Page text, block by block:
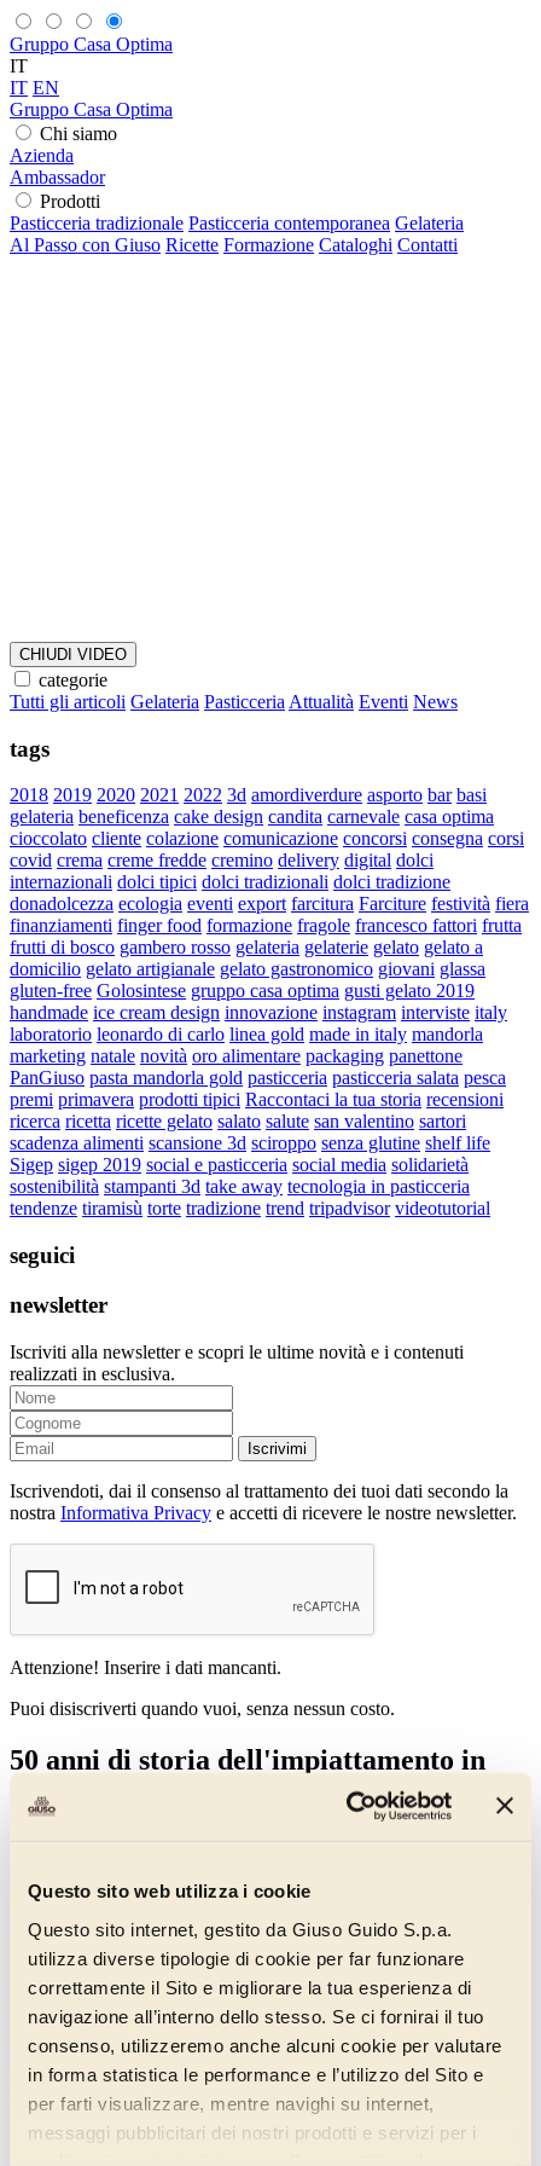
Questo sito web utilizza i cookie
Questo sito internet, gestito da Giuso Guido S.p.a.
utilizza diverse tipologie di cookie per far funzionare
correttamente il Sito e migliorare la tua esperienza di
navigazione all’interno dello stesso. Se ci fornirai il tuo
consenso, utilizzeremo anche alcuni cookie per valutare
in forma statistica le performance e l’utilizzo del Sito e
per farti visualizzare, mentre navighi su internet,
messaggi pubblicitari dei nostri prodotti e servizi per i
Gruppo Casa Optima
IT
IT EN
Gruppo Casa Optima
Chi siamo
Azienda
Ambassador
Prodotti
Pasticceria tradizionale Pasticceria contemporanea Gelateria
Al Passo con Giuso Ricette Formazione Cataloghi Contatti
CHIUDI VIDEO
categorie
Tutti gli articoli Gelateria Pasticceria Attualità Eventi News
tags
2018 2019 2020 2021 2022 3d amordiverdure asporto bar basi
gelateria beneficenza cake design candita carnevale casa optima
cioccolato cliente colazione comunicazione concorsi consegna corsi
covid crema creme fredde cremino delivery digital dolci
internazionali dolci tipici dolci tradizionali dolci tradizione
donadolcezza ecologia eventi export farcitura Farciture festività fiera
finanziamenti finger food formazione fragole francesco fattori frutta
frutti di bosco gambero rosso gelateria gelaterie gelato gelato a
domicilio gelato artigianale gelato gastronomico giovani glassa
gluten-free Golosintese gruppo casa optima gusti gelato 2019
handmade ice cream design innovazione instagram interviste italy
laboratorio leonardo di carlo linea gold made in italy mandorla
marketing natale novità oro alimentare packaging panettone
PanGiuso pasta mandorla gold pasticceria pasticceria salata pesca
premi primavera prodotti tipici Raccontaci la tua storia recensioni
ricerca ricetta ricette gelato salato salute san valentino sartori
scadenza alimenti scansione 3d sciroppo senza glutine shelf life
Sigep sigep 2019 social e pasticceria social media solidarietà
sostenibilità stampanti 3d take away tecnologia in pasticceria
tendenze tiramisù torte tradizione trend tripadvisor videotutorial
seguici
newsletter
Iscriviti alla newsletter e scopri le ultime novità e i contenuti
realizzati in esclusiva.
Iscrivimi
Iscrivendoti, dai il consenso al trattamento dei tuoi dati secondo la
nostra Informativa Privacy e accetti di ricevere le nostre newsletter.
Attenzione! Inserire i dati mancanti.
Puoi disiscriverti quando vuoi, senza nessun costo.
50 anni di storia dell'impiattamento in
pasticceria
degno completamento di ogni ricetta. Su una cosa siamo tutti
d’accordo: ogni piatto si mangia prima di tutto con gli occhi,
soprattutto in pasticceria.
L’impiattamento è un aspetto della cucina che gli chef e i pasticceri
di tutto il mondo coltivano da50 anni. Nel corso di 5 decadi lo stile
in cucina è cambiato molte volte e si è evoluto seguendo i trend
alimentari, il gusto estetico di singoli chef, le caratteristiche di intere
culture, oppure, la moda dettata dagli ingredienti nuovi e originali.
Negli anni ’60/’70, la cucina e di conseguenza anche la pasticceria,
seguiva la cosiddetta “
regola del 3
”, ovvero: presentare piatti
“completi” e, nel caso della pasticceria, dolci abbondanti e ricchi di